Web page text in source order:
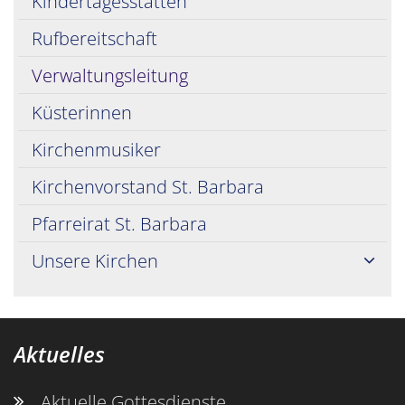
Rufbereitschaft
Verwaltungsleitung
Küsterinnen
Kirchenmusiker
Kirchenvorstand St. Barbara
Pfarreirat St. Barbara
Unsere Kirchen
Aktuelles